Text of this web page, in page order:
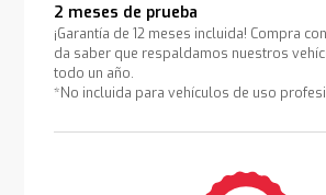
2 meses de prueba
¡Garantía de 12 meses incluida! Compra
da saber que respaldamos nuestros
todo un año.
*No incluida para vehículos de uso